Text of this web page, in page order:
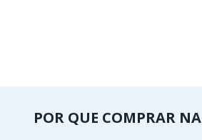
POR QUE COMPRAR NA